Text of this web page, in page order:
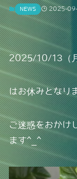
NEWS 2025-
2025/10/13（
はお休みとなり
ご迷惑をおかけ
ます^_^